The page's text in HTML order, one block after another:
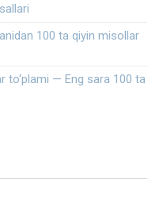
100 ta qiyin misollar
to‘plami — Eng sara 100 ta